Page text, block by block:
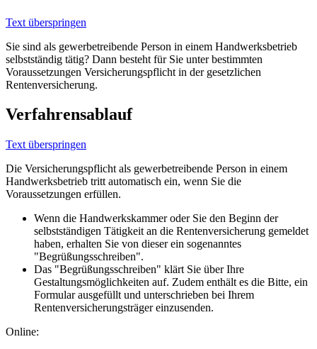
Text überspringen
Sie sind als gewerbetreibende Person in einem Handwerksbetrieb
selbstständig tätig? Dann besteht für Sie unter bestimmten
Voraussetzungen Versicherungspflicht in der gesetzlichen
Rentenversicherung.
Verfahrensablauf
Text überspringen
Die Versicherungspflicht als gewerbetreibende Person in einem
Handwerksbetrieb tritt automatisch ein, wenn Sie die
Voraussetzungen erfüllen.
Wenn die Handwerkskammer oder Sie den Beginn der
selbstständigen Tätigkeit an die Rentenversicherung gemeldet
haben, erhalten Sie von dieser ein sogenanntes
"Begrüßungsschreiben".
Das "Begrüßungsschreiben" klärt Sie über Ihre
Gestaltungsmöglichkeiten auf. Zudem enthält es die Bitte, ein
Formular ausgefüllt und unterschrieben bei Ihrem
Rentenversicherungsträger einzusenden.
Online: